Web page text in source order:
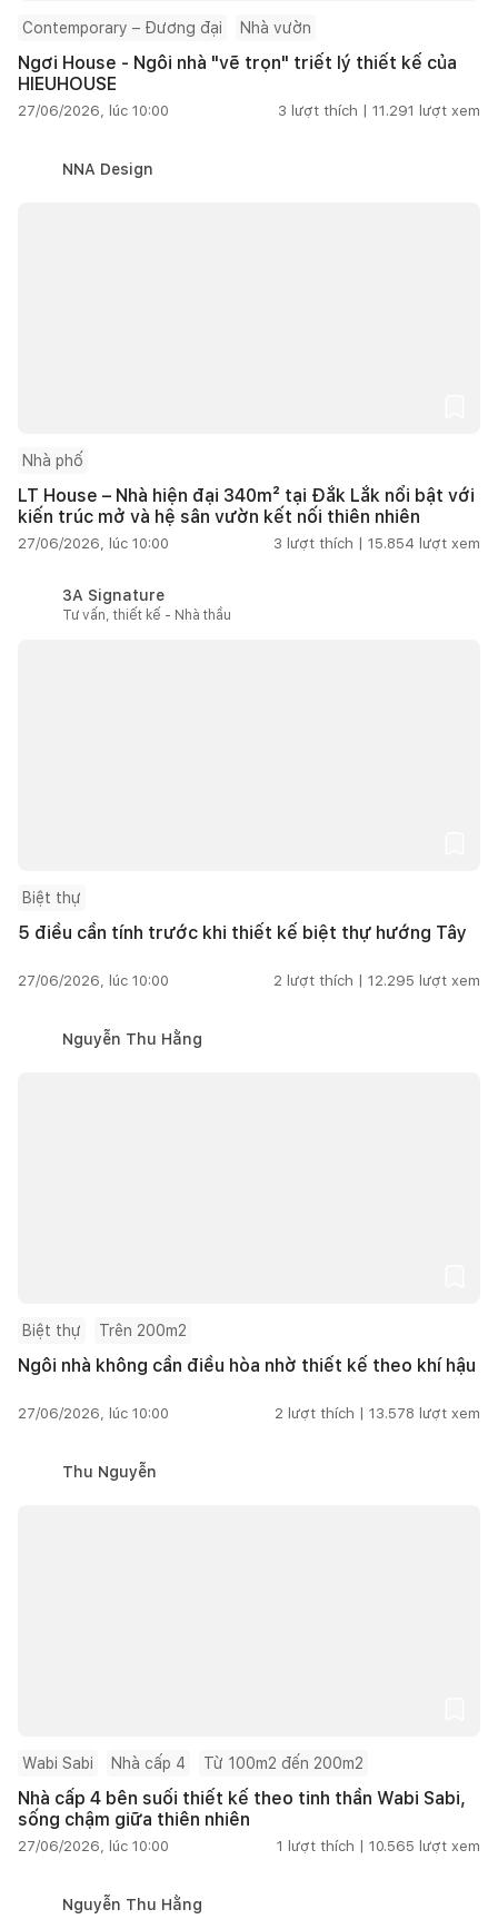
Contemporary – Đương đại Nhà vườn
Ngơi House - Ngôi nhà "vẽ trọn" triết lý thiết kế của
HIEUHOUSE
27/06/2026, lúc 10:00 3 lượt thích | 11.291 lượt xem
NNA Design
Nhà phố
LT House – Nhà hiện đại 340m² tại Đắk Lắk nổi bật với
kiến trúc mở và hệ sân vườn kết nối thiên nhiên
27/06/2026, lúc 10:00 3 lượt thích | 15.854 lượt xem
3A Signature
Tư vấn, thiết kế - Nhà thầu
Biệt thự
5 điều cần tính trước khi thiết kế biệt thự hướng Tây
27/06/2026, lúc 10:00 2 lượt thích | 12.295 lượt xem
Nguyễn Thu Hằng
Biệt thự Trên 200m2
Ngôi nhà không cần điều hòa nhờ thiết kế theo khí hậu
27/06/2026, lúc 10:00 2 lượt thích | 13.578 lượt xem
Thu Nguyễn
Wabi Sabi Nhà cấp 4 Từ 100m2 đến 200m2
Nhà cấp 4 bên suối thiết kế theo tinh thần Wabi Sabi,
sống chậm giữa thiên nhiên
27/06/2026, lúc 10:00 1 lượt thích | 10.565 lượt xem
Nguyễn Thu Hằng